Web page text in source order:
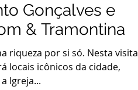
Gonçalves e
& Tramontina
riqueza por si só. Nesta visita
locais icônicos da cidade,
Igreja...